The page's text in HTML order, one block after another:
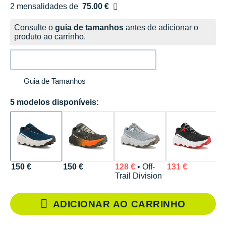
2 mensalidades de 75.00 €
sem custos
Consulte o guia de tamanhos antes de adicionar o
produto ao carrinho.
Guia de Tamanhos
5 modelos disponíveis:
150 € 150 € 128 €• Off-
Trail Division
131 €
ADICIONAR AO CARRINHO